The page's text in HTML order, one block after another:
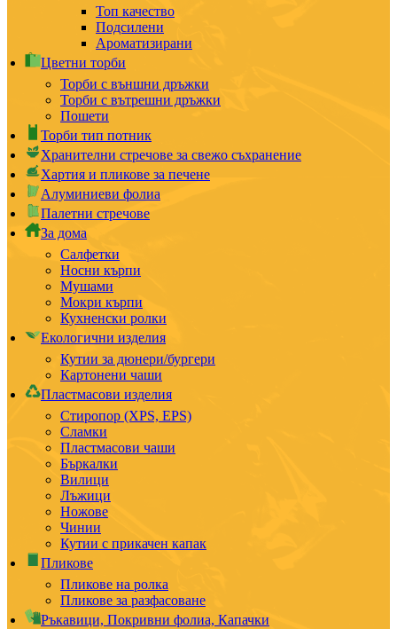
Топ качество
Подсилени
Ароматизирани
Цветни торби
Торби с външни дръжки
Торби с вътрешни дръжки
Пошети
Торби тип потник
Хранителни стречове за свежо съхранение
Хартия и пликове за печене
Алуминиеви фолиа
Палетни стречове
За дома
Салфетки
Носни кърпи
Мушами
Мокри кърпи
Кухненски ролки
Екологични изделия
Кутии за дюнери/бургери
Картонени чаши
Пластмасови изделия
Стиропор (XPS, EPS)
Сламки
Пластмасови чаши
Бъркалки
Вилици
Лъжици
Ножове
Чинии
Кутии с прикачен капак
Пликове
Пликове на ролка
Пликове за разфасоване
Ръкавици, Покривни фолиа, Капачки